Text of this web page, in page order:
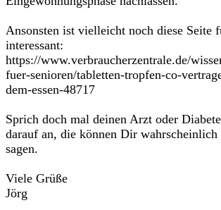
Ansonsten ist vielleicht noch diese Seite
interessant:
https://www.verbraucherzentrale.de/
fuer-senioren/tabletten-tropfen-co-
dem-essen-48717
Sprich doch mal deinen Arzt oder
darauf an, die können Dir wahrscheinlich
sagen.
Viele Grüße
Jörg